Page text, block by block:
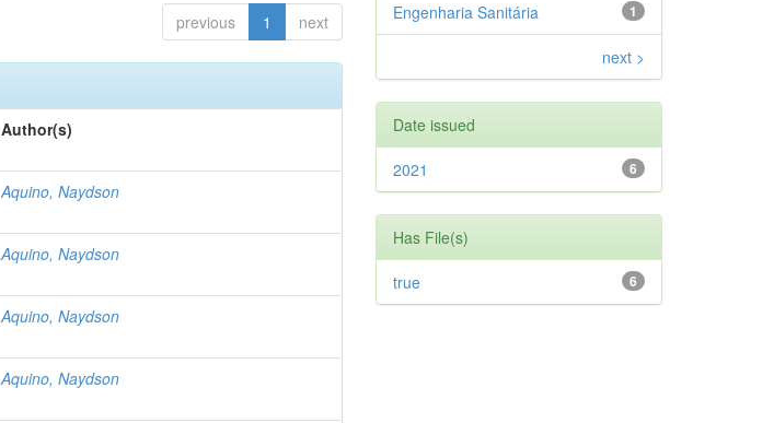
previous 1 next
Author(s)
Aquino, Naydson
Aquino, Naydson
Aquino, Naydson
Aquino, Naydson
1
Engenharia Sanitária
next >
Date issued
6
2021
Has File(s)
6
true